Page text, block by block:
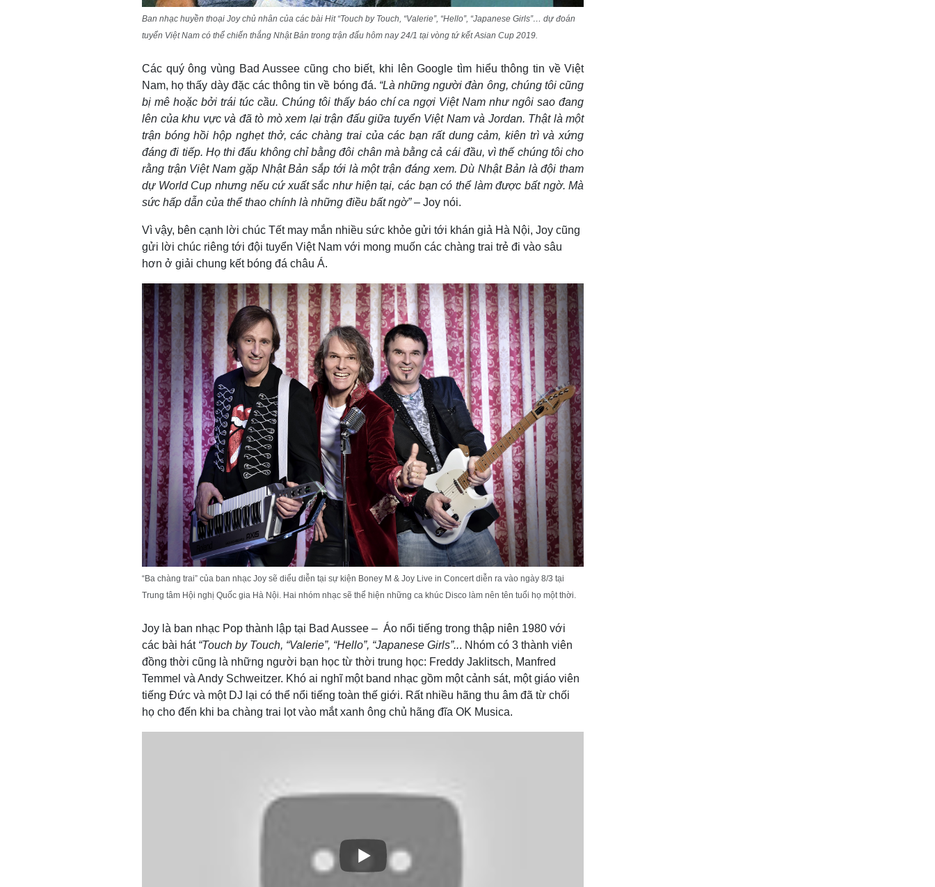
Ban nhạc huyền thoại Joy chủ nhân của các bài Hit “Touch by Touch, “Valerie”, “Hello”, “Japanese Girls”… dự đoán
tuyển Việt Nam có thể chiến thắng Nhật Bản trong trận đấu hôm nay 24/1 tại vòng tứ kết Asian Cup 2019.
Các quý ông vùng Bad Aussee cũng cho biết, khi lên Google tìm hiểu thông tin về Việt
Nam, họ thấy dày đặc các thông tin về bóng đá. “Là những người đàn ông, chúng tôi cũng
bị mê hoặc bởi trái túc cầu. Chúng tôi thấy báo chí ca ngợi Việt Nam như ngôi sao đang
lên của khu vực và đã tò mò xem lại trận đấu giữa tuyển Việt Nam và Jordan. Thật là một
trận bóng hồi hộp nghẹt thở, các chàng trai của các bạn rất dung cảm, kiên trì và xứng
đáng đi tiếp. Họ thi đấu không chỉ bằng đôi chân mà bằng cả cái đầu, vì thế chúng tôi cho
rằng trận Việt Nam gặp Nhật Bản sắp tới là một trận đáng xem. Dù Nhật Bản là đội tham
dự World Cup nhưng nếu cứ xuất sắc như hiện tại, các bạn có thể làm được bất ngờ. Mà
sức hấp dẫn của thể thao chính là những điều bất ngờ”– Joy nói.
Vì vậy, bên cạnh lời chúc Tết may mắn nhiều sức khỏe gửi tới khán giả Hà Nội, Joy cũng
gửi lời chúc riêng tới đội tuyển Việt Nam với mong muốn các chàng trai trẻ đi vào sâu
hơn ở giải chung kết bóng đá châu Á.
“Ba chàng trai” của ban nhạc Joy sẽ diểu diễn tại sự kiện Boney M & Joy Live in Concert diễn ra vào ngày 8/3 tại
Trung tâm Hội nghị Quốc gia Hà Nội. Hai nhóm nhạc sẽ thể hiện những ca khúc Disco làm nên tên tuổi họ một thời.
Joy là ban nhạc Pop thành lập tại Bad Aussee – Áo nổi tiếng trong thập niên 1980 với
các bài hát“Touch by Touch, “Valerie”, “Hello”, “Japanese Girls”... Nhóm có 3 thành viên
đồng thời cũng là những người bạn học từ thời trung học: Freddy Jaklitsch, Manfred
Temmel và Andy Schweitzer. Khó ai nghĩ một band nhạc gồm một cảnh sát, một giáo viên
tiếng Đức và một DJ lại có thể nổi tiếng toàn thế giới. Rất nhiều hãng thu âm đã từ chối
họ cho đến khi ba chàng trai lọt vào mắt xanh ông chủ hãng đĩa OK Musica.